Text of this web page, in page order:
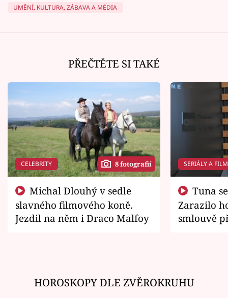
UMĚNÍ, KULTURA, ZÁBAVA A MÉDIA
PŘEČTĚTE SI TAKÉ
CELEBRITY 8 fotografií
slavného filmového koně.
Jezdil na něm i Draco Malfoy
SERIÁLY A
Zarazilo
smlouvě
HOROSKOPY DLE ZVĚROKRUHU